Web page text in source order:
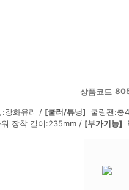
상품코드
강화유리 [쿨러/튜닝] 쿨링팬:총
장착 길이:235mm [부가기능]